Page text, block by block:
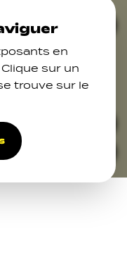
en
sur un
trouve sur le